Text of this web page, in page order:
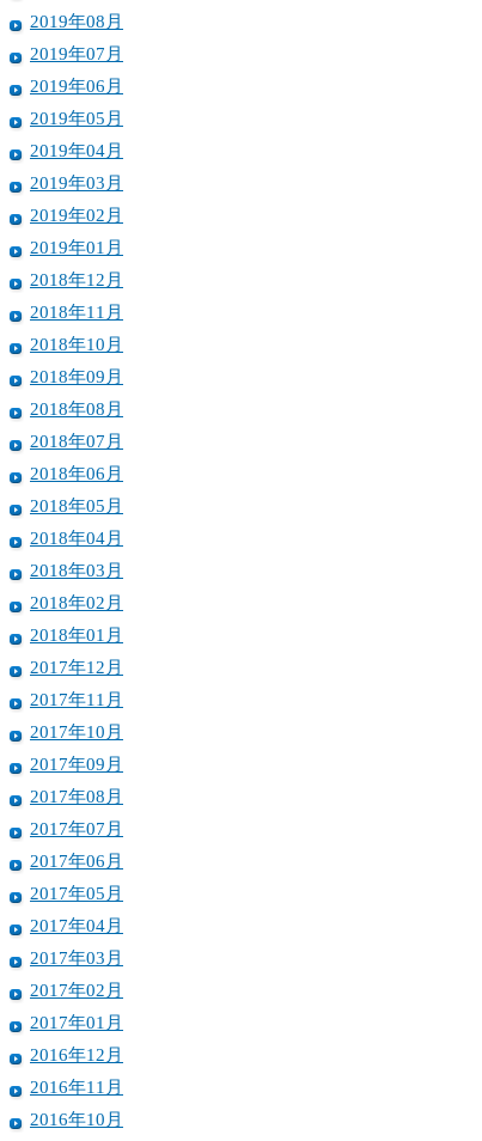
2019年08月
2019年07月
2019年06月
2019年05月
2019年04月
2019年03月
2019年02月
2019年01月
2018年12月
2018年11月
2018年10月
2018年09月
2018年08月
2018年07月
2018年06月
2018年05月
2018年04月
2018年03月
2018年02月
2018年01月
2017年12月
2017年11月
2017年10月
2017年09月
2017年08月
2017年07月
2017年06月
2017年05月
2017年04月
2017年03月
2017年02月
2017年01月
2016年12月
2016年11月
2016年10月